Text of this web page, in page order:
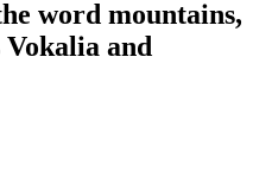
word mountains,
and